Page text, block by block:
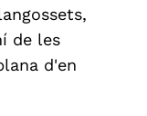
de les
d'en